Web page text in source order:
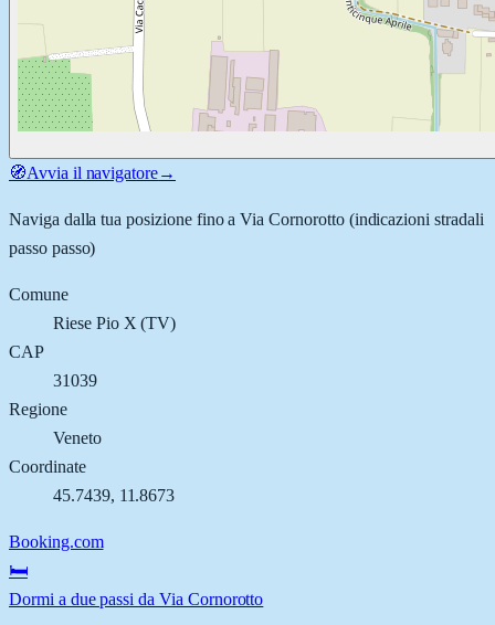
🧭Avvia il navigatore→
Naviga dalla tua posizione fino aVia Cornorotto(indicazioni stradali
passo passo)
Comune
Riese Pio X (TV)
CAP
31039
Regione
Veneto
Coordinate
45.7439, 11.8673
Booking.com
🛏️
Dormi a due passi da Via Cornorotto